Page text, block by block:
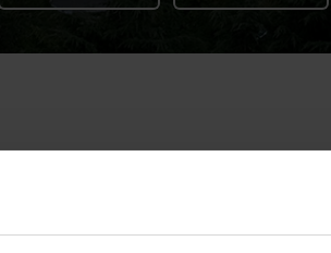
the AlmaLaurea